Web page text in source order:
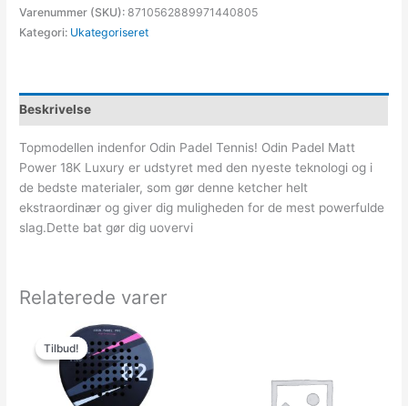
Varenummer (SKU):8710562889971440805
Kategori: Ukategoriseret
Beskrivelse
Topmodellen indenfor Odin Padel Tennis! Odin Padel Matt
Power 18K Luxury er udstyret med den nyeste teknologi og i
de bedste materialer, som gør denne ketcher helt
ekstraordinær og giver dig muligheden for de mest powerfulde
slag.Dette bat gør dig uovervi
Relaterede varer
Tilbud!
Tilbud!
Den
oprindelige
pris
var:
899.00kr..
Den
aktuelle
pris
er:
429.00kr..